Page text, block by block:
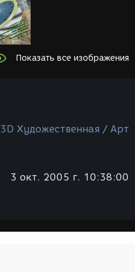
Показать все изображения
3D Художественная / Арт
3 окт. 2005 г. 10:38:00